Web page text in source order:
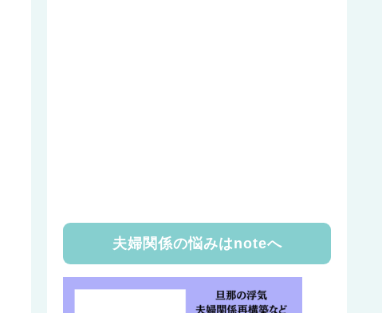
夫婦関係の悩みはnoteへ